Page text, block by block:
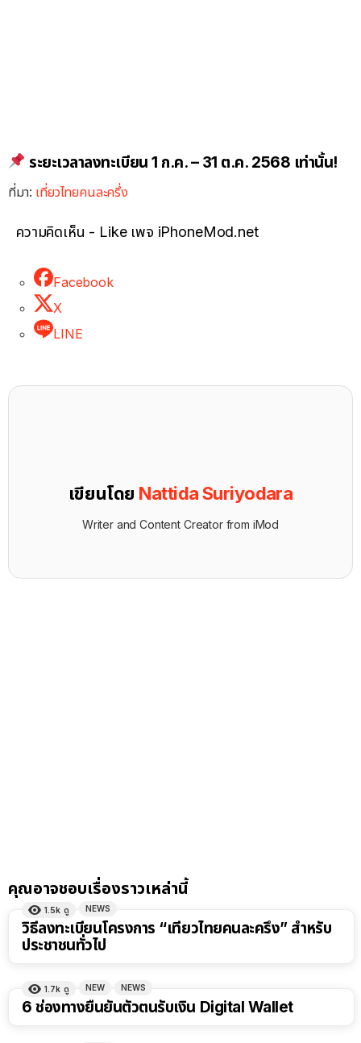
ระยะเวลาลงทะเบียน 1 ก.ค. – 31 ต.ค. 2568 เท่านั้น!
ที่มา: เที่ยวไทยคนละครึ่ง
ความคิดเห็น - Like เพจ iPhoneMod.net
Facebook
X
LINE
เขียนโดย Nattida Suriyodara
Writer and Content Creator from iMod
คุณอาจชอบเรื่องราวเหล่านี้
1.5k ดู NEWS
วิธีลงทะเบียนโครงการ “เที่ยวไทยคนละครึ่ง” สำหรับ
ประชาชนทั่วไป
1.7k ดู NEW NEWS
6 ช่องทางยืนยันตัวตนรับเงิน Digital Wallet